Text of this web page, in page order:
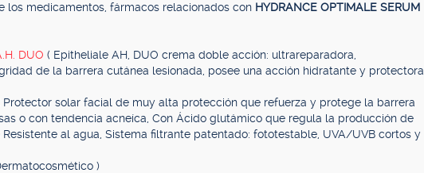
los medicamentos, fármacos relacionados con HYDRANCE OPTIMALE SERUM
DUO ( Epitheliale AH, DUO crema doble acción: ultrareparadora,
de la barrera cutánea lesionada, posee una acción hidratante y protectora
Protector solar facial de muy alta protección que refuerza y protege la barrera
o con tendencia acneíca, Con Ácido glutámico que regula la producción de
al agua, Sistema filtrante patentado: fototestable, UVA/UVB cortos y
)